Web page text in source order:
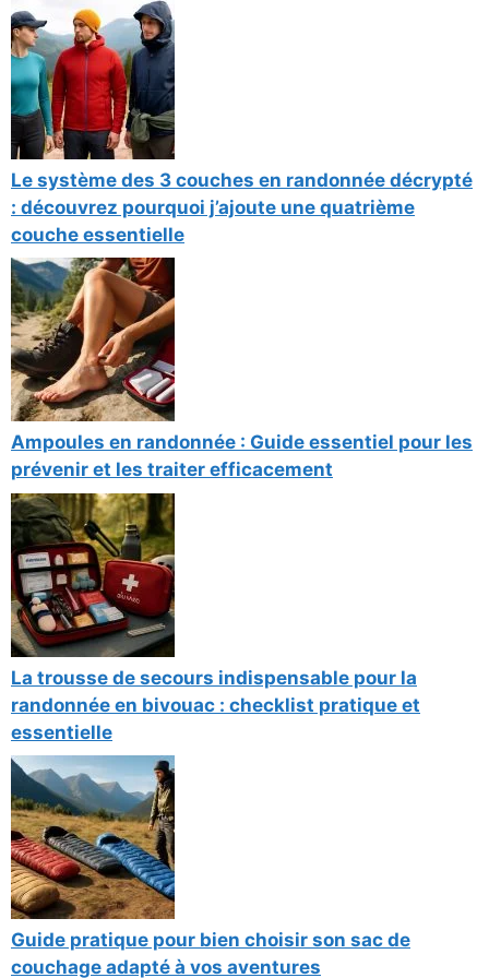
Le système des 3 couches en randonnée décrypté
: découvrez pourquoi j’ajoute une quatrième
couche essentielle
Ampoules en randonnée : Guide essentiel pour les
prévenir et les traiter efficacement
La trousse de secours indispensable pour la
randonnée en bivouac : checklist pratique et
essentielle
Guide pratique pour bien choisir son sac de
couchage adapté à vos aventures